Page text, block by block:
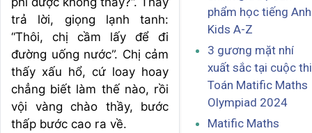
trả lời, giọng lạnh tanh:
“Thôi, chị cầm lấy để đi
đường uống nước”. Chị cảm
thấy xấu hổ, cứ loay hoay
chẳng biết làm thế nào, rồi
vội vàng chào thầy, bước
thấp bước cao ra về.
phẩm học tiếng Anh
Kids A-Z
3 gương mặt nhí
xuất sắc tại cuộc thi
Toán Matific Maths
Olympiad 2024
Matific Maths